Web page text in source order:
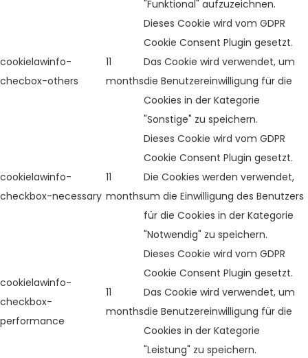
"Funktional" aufzuzeichnen.
cookielawinfo-
checbox-others
11
months
Dieses Cookie wird vom GDPR
Cookie Consent Plugin gesetzt.
Das Cookie wird verwendet, um
die Benutzereinwilligung für die
Cookies in der Kategorie
"Sonstige" zu speichern.
cookielawinfo-
checkbox-necessary
11
months
Dieses Cookie wird vom GDPR
Cookie Consent Plugin gesetzt.
Die Cookies werden verwendet,
um die Einwilligung des Benutzers
für die Cookies in der Kategorie
"Notwendig" zu speichern.
cookielawinfo-
checkbox-
performance
11
months
Dieses Cookie wird vom GDPR
Cookie Consent Plugin gesetzt.
Das Cookie wird verwendet, um
die Benutzereinwilligung für die
Cookies in der Kategorie
"Leistung" zu speichern.